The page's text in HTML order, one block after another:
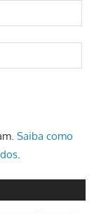
Saiba como
.